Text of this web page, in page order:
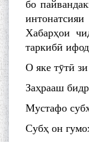
бо
Хабарҳои
таркибӣ
О яке тӯтӣ
Заҳрааш
Мустафо
Субҳ он